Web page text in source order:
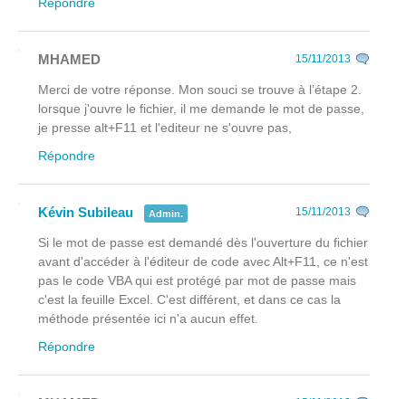
MHAMED 15/11/2013
Merci de votre réponse. Mon souci se trouve à l’étape 2.
lorsque j'ouvre le fichier, il me demande le mot de passe,
je presse alt+F11 et l'editeur ne s'ouvre pas,
Répondre
Kévin Subileau Admin. 15/11/2013
Si le mot de passe est demandé dès l'ouverture du fichier
avant d'accéder à l'éditeur de code avec Alt+F11, ce n'est
pas le code VBA qui est protégé par mot de passe mais
c'est la feuille Excel. C'est différent, et dans ce cas la
méthode présentée ici n'a aucun effet.
Répondre